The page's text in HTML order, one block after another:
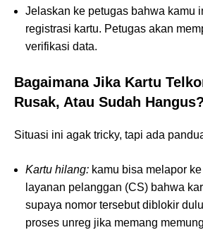
Jelaskan ke petugas bahwa kamu
registrasi kartu. Petugas akan
verifikasi data.
Bagaimana Jika Kartu
Rusak, Atau Sudah Hangus?
Situasi ini agak tricky, tapi ada
Kartu hilang: kamu bisa melapor
layanan pelanggan (CS) bahwa
supaya nomor tersebut diblokir
proses unreg jika memang